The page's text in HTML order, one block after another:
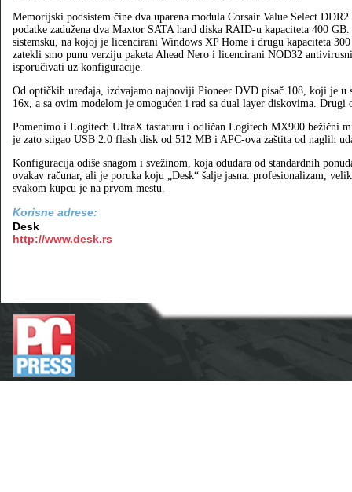
Memorijski podsistem čine dva uparena modula Corsair Value Select
podatke zadužena dva Maxtor SATA hard diska RAID-u kapaciteta 400
sistemsku, na kojoj je licencirani Windows XP Home i drugu kapaciteta
zatekli smo punu verziju paketa Ahead Nero i licencirani NOD32
isporučivati uz konfiguracije.
Od optičkih uređaja, izdvajamo najnoviji Pioneer DVD pisač 108, koji je u
16x, a sa ovim modelom je omogućen i rad sa dual layer diskovima.
Pomenimo i Logitech UltraX tastaturu i odličan Logitech MX900 bežični
je zato stigao USB 2.0 flash disk od 512 MB i APC-ova zaštita od naglih
Konfiguracija odiše snagom i svežinom, koja odudara od standardnih
ovakav računar, ali je poruka koju „Desk“ šalje jasna: profesionalizam,
svakom kupcu je na prvom mestu.
Korisne adrese:
Desk
http://www.desk.rs